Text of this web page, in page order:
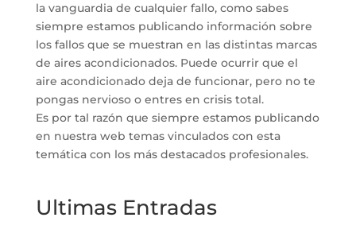
la vanguardia de cualquier fallo, como sabes
siempre estamos publicando información sobre
los fallos que se muestran en las distintas marcas
de aires acondicionados. Puede ocurrir que el
aire acondicionado deja de funcionar, pero no te
pongas nervioso o entres en crisis total.
Es por tal razón que siempre estamos publicando
en nuestra web temas vinculados con esta
temática con los más destacados profesionales.
Ultimas Entradas